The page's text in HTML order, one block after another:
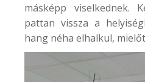
másképp viselkednek.
pattan vissza a
hang néha elhalkul,